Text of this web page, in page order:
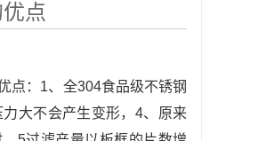
点
点：1、全304食品级不锈钢
大不会产生变形，4、原来